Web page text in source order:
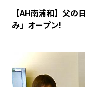
【AH南浦和】父
み」オープン!